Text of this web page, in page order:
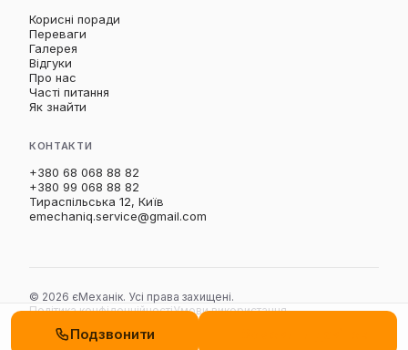
Подзвонити
Корисні поради
Переваги
Галерея
Відгуки
Про нас
Часті питання
Як знайти
КОНТАКТИ
+380 68 068 88 82
+380 99 068 88 82
Тираспільська 12, Київ
emechaniq.service@gmail.com
© 2026 єМеханік. Усі права захищені.
Політика конфіденційностіУмови використання